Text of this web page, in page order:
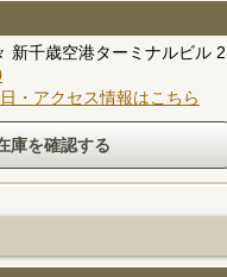
新千歳空港ターミナルビル
・アクセス情報はこちら